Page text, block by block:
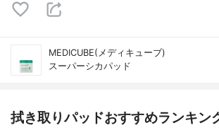
MEDICUBE(メディキューブ)
スーパーシカパッド
拭き取りパッドおすすめランキン